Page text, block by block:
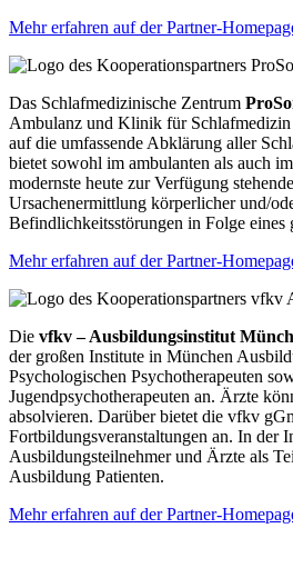
Mehr erfahren auf der Partner-
Das Schlafmedizinische Zentrum
Ambulanz und Klinik für
auf die umfassende Abklärung aller
bietet sowohl im ambulanten als auch
modernste heute zur Verfügung
Ursachenermittlung körperlicher und/
Befindlichkeitsstörungen in Folge eines
Mehr erfahren auf der Partner-
Die vfkv – Ausbildungsinstitut
der großen Institute in München
Psychologischen Psychotherapeuten
Jugendpsychotherapeuten an. Ärzte
absolvieren. Darüber bietet die vfkv
Fortbildungsveranstaltungen an. In der
Ausbildungsteilnehmer und Ärzte als
Ausbildung Patienten.
Mehr erfahren auf der Partner-